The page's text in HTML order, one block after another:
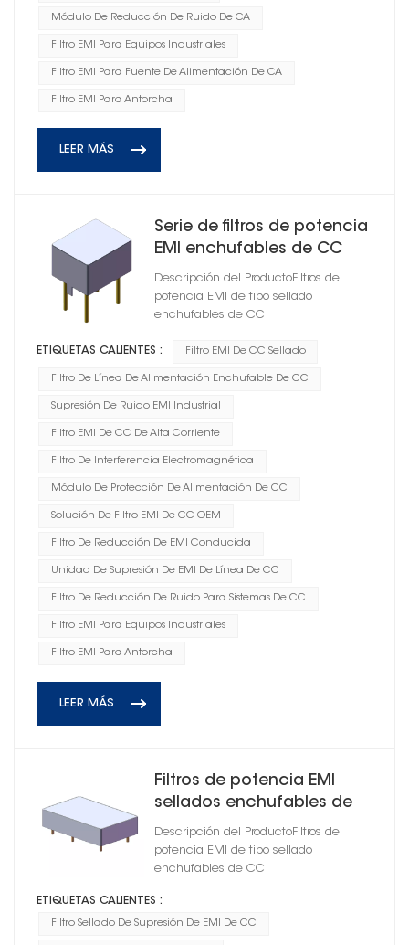
Módulo De Reducción De Ruido De CA
Filtro EMI Para Equipos Industriales
Filtro EMI Para Fuente De Alimentación De CA
Filtro EMI Para Antorcha
LEER MÁS
Serie de filtros de potencia
EMI enchufables de CC
sellados para antorcha
Descripción del ProductoFiltros de
potencia EMI de tipo sellado
enchufables de CC
ETIQUETAS CALIENTES : Filtro EMI De CC Sellado
Filtro De Línea De Alimentación Enchufable De CC
Supresión De Ruido EMI Industrial
Filtro EMI De CC De Alta Corriente
Filtro De Interferencia Electromagnética
Módulo De Protección De Alimentación De CC
Solución De Filtro EMI De CC OEM
Filtro De Reducción De EMI Conducida
Unidad De Supresión De EMI De Línea De CC
Filtro De Reducción De Ruido Para Sistemas De CC
Filtro EMI Para Equipos Industriales
Filtro EMI Para Antorcha
LEER MÁS
Filtros de potencia EMI
sellados enchufables de
25 A y 100 V CC para
antorcha
Descripción del ProductoFiltros de
potencia EMI de tipo sellado
enchufables de CC
ETIQUETAS CALIENTES :
Filtro Sellado De Supresión De EMI De CC